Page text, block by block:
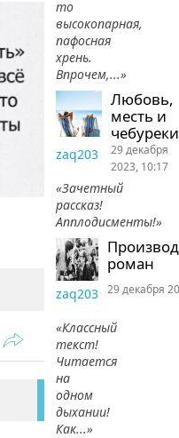
то
высокопарная,
пафосная
хрень.
Впрочем,...»
Любовь,
месть и
чебуреки
zaq203
«Зачетный
рассказ!
Апплодисменты!»
29 декабря
2023, 10:17
роман
zaq203
«Классный
текст!
Читается
на
одном
дыхании!
Как...»
29 декабря